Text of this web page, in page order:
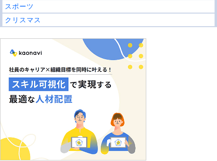
スポーツ
クリスマス